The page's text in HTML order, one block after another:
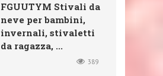
FGUUTYM Stivali da
neve per bambini,
invernali, stivaletti
da ragazza, ...
389